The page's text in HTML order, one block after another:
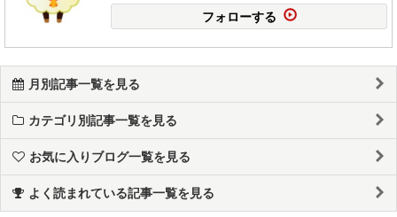
フォローする
月別記事一覧を見る
カテゴリ別記事一覧を見る
お気に入りブログ一覧を見る
よく読まれている記事一覧を見る